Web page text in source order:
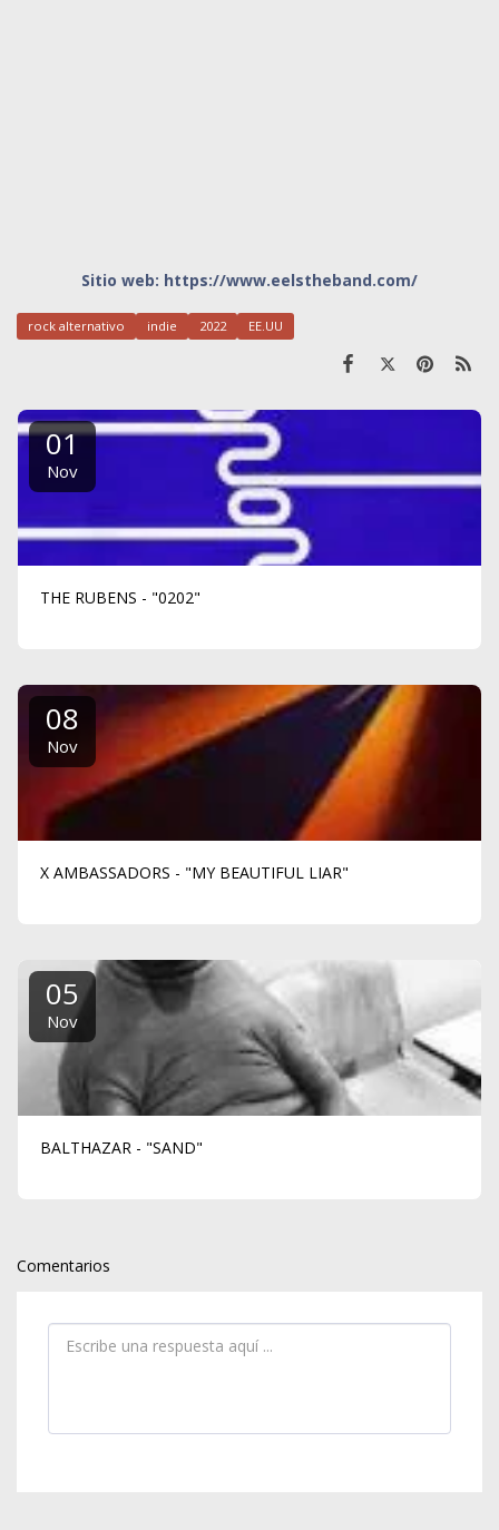
Sitio web: https://www.eelstheband.com/
rock alternativo indie 2022 EE.UU
01
Nov
THE RUBENS - "0202"
08
Nov
X AMBASSADORS - "MY BEAUTIFUL LIAR"
05
Nov
BALTHAZAR - "SAND"
Comentarios